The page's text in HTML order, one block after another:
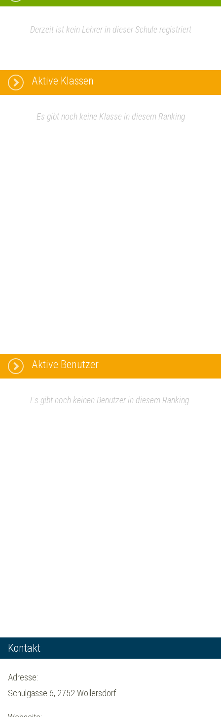
Derzeit ist kein Lehrer in dieser Schule registriert
Aktive Klassen
Es gibt noch keine Klasse in diesem Ranking
Aktive Benutzer
Es gibt noch keinen Benutzer in diesem Ranking.
Kontakt
Adresse:
Schulgasse 6, 2752 Wöllersdorf